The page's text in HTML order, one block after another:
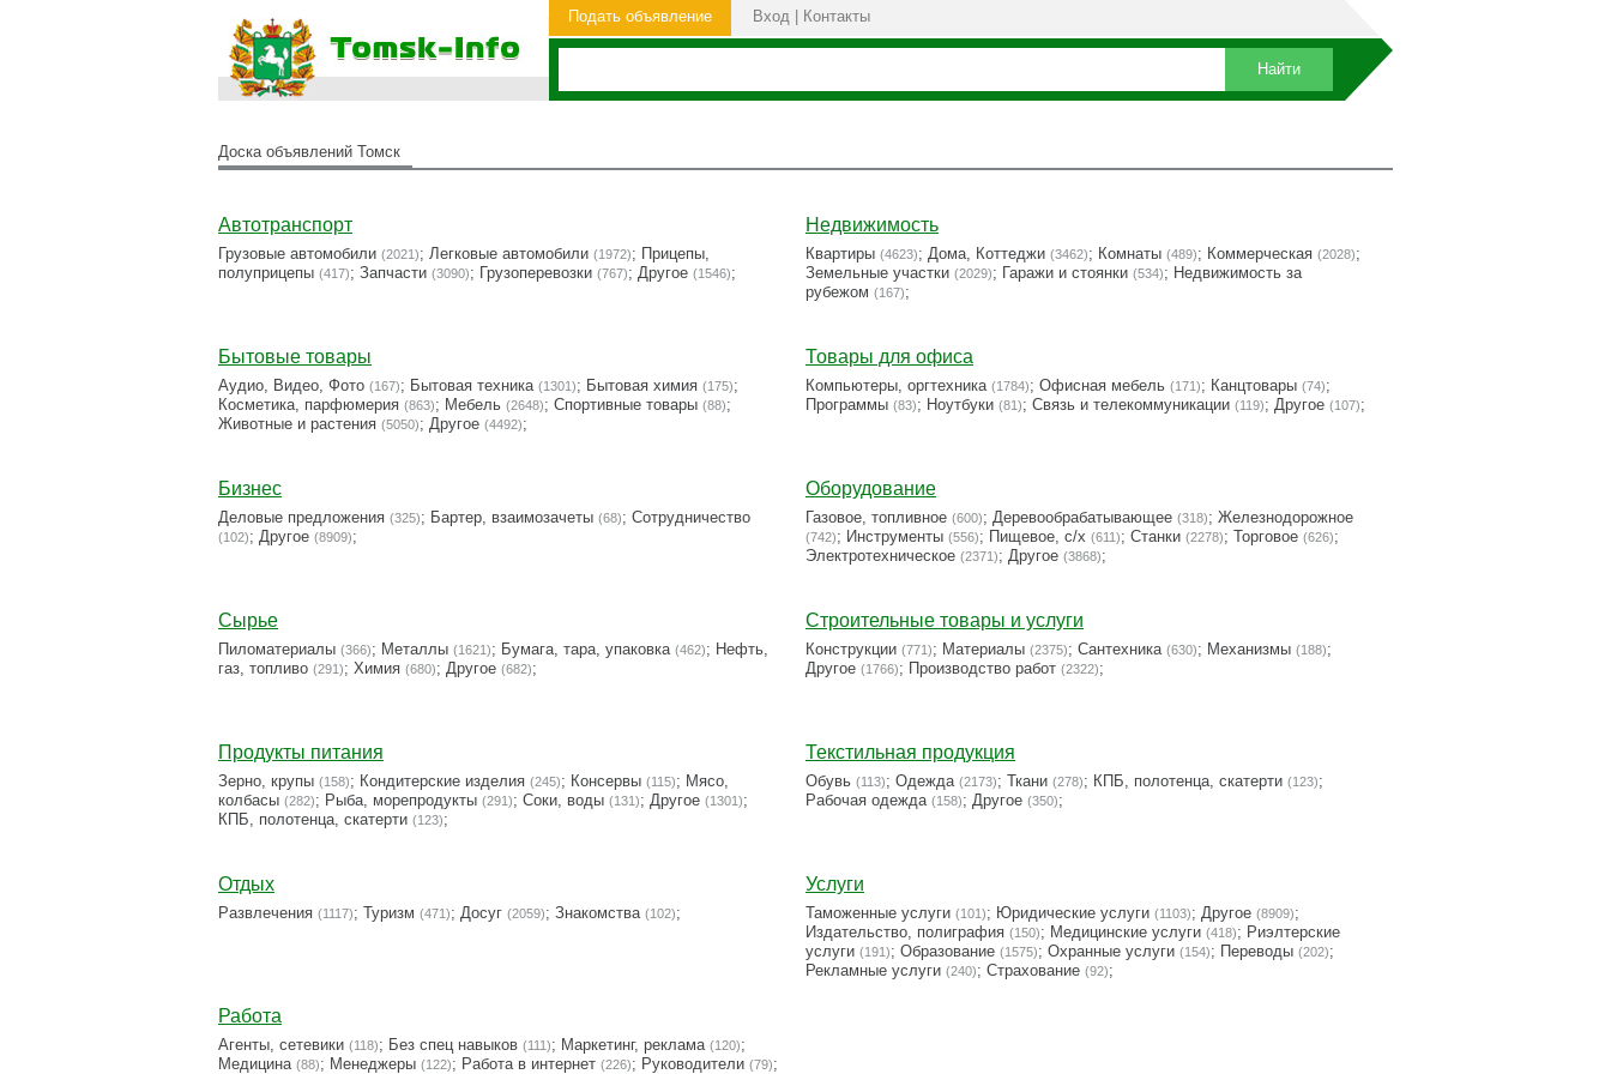
Подать объявление Вход Контакты
Доска объявлений Томск
Автотранспорт
Грузовые автомобили (2021); Легковые автомобили (1972); Прицепы,
полуприцепы (417); Запчасти (3090); Грузоперевозки (767); Другое (1546);
Недвижимость
Квартиры (4623); Дома, Коттеджи (3462); Комнаты (489); Коммерческая (2028);
Земельные участки (2029); Гаражи и стоянки (534); Недвижимость за
рубежом (167);
Бытовые товары
Аудио, Видео, Фото (167); Бытовая техника (1301); Бытовая химия (175);
Косметика, парфюмерия (863); Мебель (2648); Cпортивные товары (88);
Животные и растения (5050); Другое (4492);
Товары для офиса
Компьютеры, оргтехника (1784); Офисная мебель (171); Канцтовары (74);
Программы (83); Ноутбуки (81); Связь и телекоммуникации (119); Другое (107);
Бизнес
Деловые предложения (325); Бартер, взаимозачеты (68); Сотрудничество
(102); Другое (8909);
Оборудование
Газовое, топливное (600); Деревообрабатывающее (318); Железнодорожное
(742); Инструменты (556); Пищевое, с/х (611); Станки (2278); Торговое (626);
Электротехническое (2371); Другое (3868);
Сырье
Пиломатериалы (366); Металлы (1621); Бумага, тара, упаковка (462); Нефть,
газ, топливо (291); Химия (680); Другое (682);
Строительные товары и услуги
Конструкции (771); Материалы (2375); Сантехника (630); Механизмы (188);
Другое (1766); Производство работ (2322);
Продукты питания
Зерно, крупы (158); Кондитерские изделия (245); Консервы (115); Мясо,
колбасы (282); Рыба, морепродукты (291); Соки, воды (131); Другое (1301);
КПБ, полотенца, скатерти (123);
Текстильная продукция
Обувь (113); Одежда (2173); Ткани (278); КПБ, полотенца, скатерти (123);
Рабочая одежда (158); Другое (350);
Отдых
Развлечения (1117); Туризм (471); Досуг (2059); Знакомства (102);
Услуги
Таможенные услуги (101); Юридические услуги (1103); Другое (8909);
Издательство, полиграфия (150); Медицинские услуги (418); Риэлтерские
услуги (191); Образование (1575); Охранные услуги (154); Переводы (202);
Рекламные услуги (240); Страхование (92);
Работа
Агенты, сетевики (118); Без спец навыков (111); Маркетинг, реклама (120);
Медицина (88); Менеджеры (122); Работа в интернет (226); Руководители (79);